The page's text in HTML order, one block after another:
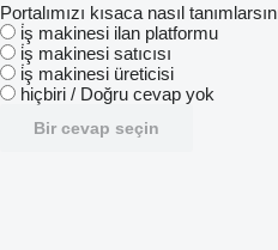
Portalımızı kısaca nasıl
i̇ş makinesi ilan platformu
i̇ş makinesi satıcısı
i̇ş makinesi üreticisi
hiçbiri / Doğru cevap yok
Bir cevap seçin